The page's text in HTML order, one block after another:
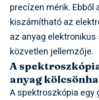
precízen mérik. Ebből
kiszámítható az
az anyag
közvetlen jellemzője.
A
anyag
A spektroszkópia egy